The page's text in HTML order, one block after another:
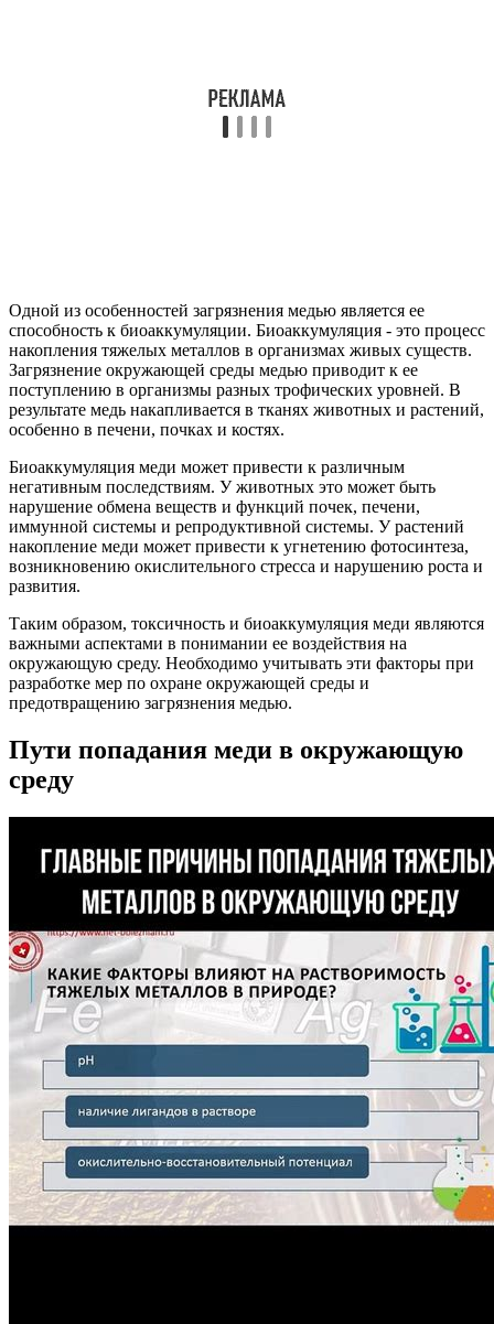
Одной из особенностей загрязнения медью является ее
способность к биоаккумуляции. Биоаккумуляция - это процесс
накопления тяжелых металлов в организмах живых существ.
Загрязнение окружающей среды медью приводит к ее
поступлению в организмы разных трофических уровней. В
результате медь накапливается в тканях животных и растений,
особенно в печени, почках и костях.
Биоаккумуляция меди может привести к различным
негативным последствиям. У животных это может быть
нарушение обмена веществ и функций почек, печени,
иммунной системы и репродуктивной системы. У растений
накопление меди может привести к угнетению фотосинтеза,
возникновению окислительного стресса и нарушению роста и
развития.
Таким образом, токсичность и биоаккумуляция меди являются
важными аспектами в понимании ее воздействия на
окружающую среду. Необходимо учитывать эти факторы при
разработке мер по охране окружающей среды и
предотвращению загрязнения медью.
Пути попадания меди в окружающую
среду